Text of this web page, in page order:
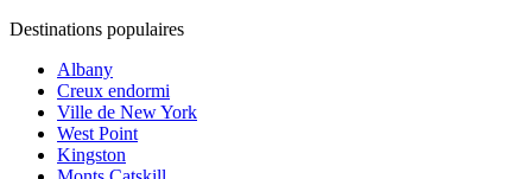
Destinations populaires
Albany
Creux endormi
Ville de New York
West Point
Kingston